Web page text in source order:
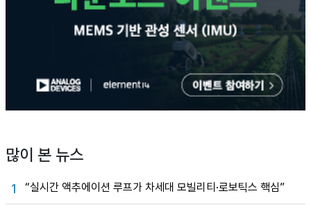
많이 본 뉴스
1 “실시간 액추에이션 루프가 차세대 모빌리티·로보틱스 핵심”